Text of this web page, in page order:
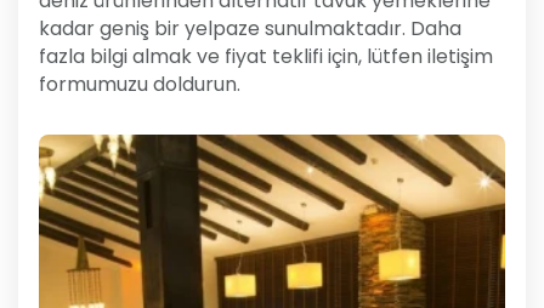
kadar geniş bir yelpaze sunulmaktadır. Daha
fazla bilgi almak ve fiyat teklifi için, lütfen iletişim
formumuzu doldurun.